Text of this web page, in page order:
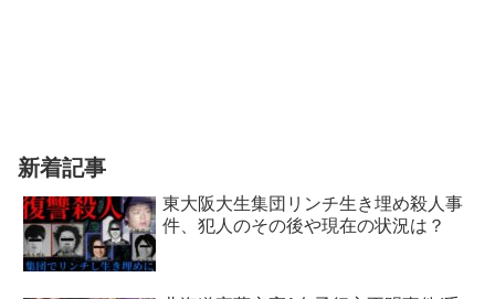
新着記事
東大阪大生集団リンチ生き埋め殺人事
件、犯人のその後や現在の状況は？